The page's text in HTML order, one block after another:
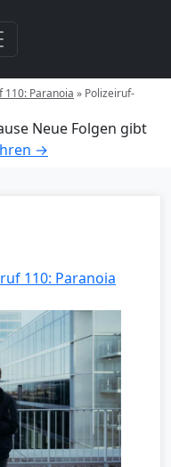
110: Paranoia » Polizeiruf-
Neue Folgen gibt
→
110: Paranoia